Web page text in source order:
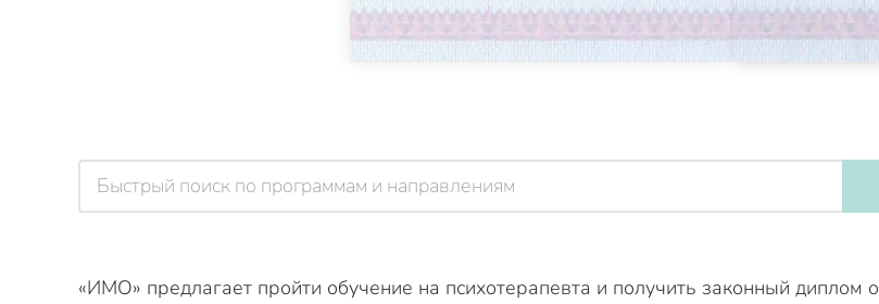
«ИМО» предлагает пройти обучение на психотерапевта и получить законный диплом о